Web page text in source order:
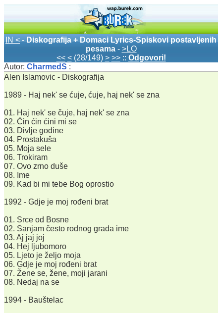
IN < - Diskografija + Domaci Lyrics-Spiskovi postavljenih
pesama- >LO
<< < (28/149) > >> :: Odgovori!
Autor: CharmedS :
Alen Islamovic - Diskografija
1989 - Haj nek' se ćuje, ćuje, haj nek' se zna
01. Haj nek' se čuje, haj nek' se zna
02. Ćin ćin ćini mi se
03. Divlje godine
04. Prostakuša
05. Moja sele
06. Trokiram
07. Ovo zrno duše
08. Ime
09. Kad bi mi tebe Bog oprostio
1992 - Gdje je moj rođeni brat
01. Srce od Bosne
02. Sanjam često rodnog grada ime
03. Aj jaj joj
04. Hej ljubomoro
05. Ljeto je željo moja
06. Gdje je moj rođeni brat
07. Žene se, žene, moji jarani
08. Nedaj na se
1994 - Bauštelac